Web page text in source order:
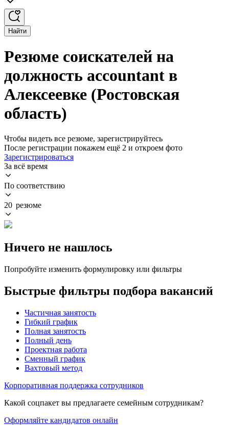
Найти
Резюме соискателей на
должность accountant в
Алексеевке (Ростовская
область)
Чтобы видеть все резюме, зарегистрируйтесь
После регистрации покажем ещё 2 и откроем фото
Зарегистрироваться
За всё время
По соответствию
20 резюме
Ничего не нашлось
Попробуйте изменить формулировку или фильтры
Быстрые фильтры подбора вакансий
Частичная занятость
Гибкий график
Полная занятость
Полный день
Проектная работа
Сменный график
Вахтовый метод
Корпоративная поддержка сотрудников
Какой соцпакет вы предлагаете семейным сотрудникам?
Оформляйте кандидатов онлайн